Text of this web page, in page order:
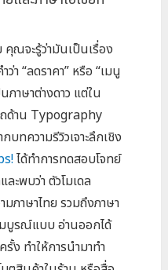
ณจะรู้ว่ามันเป็นเรื่อง
า “ลดราคา” หรือ “เมนู
าษาต่างดาว แต่ใน
ถด้าน Typography
ทความรีวิวเจาะลึกเชิง
ได้ทำการทดสอบโจทย์
ะพบว่า ตัวโมเดล
มภาษาไทย รวมถึงภาษา
บูรณ์แบบ อ่านออกได้
ง ทำให้การนำมาทำ